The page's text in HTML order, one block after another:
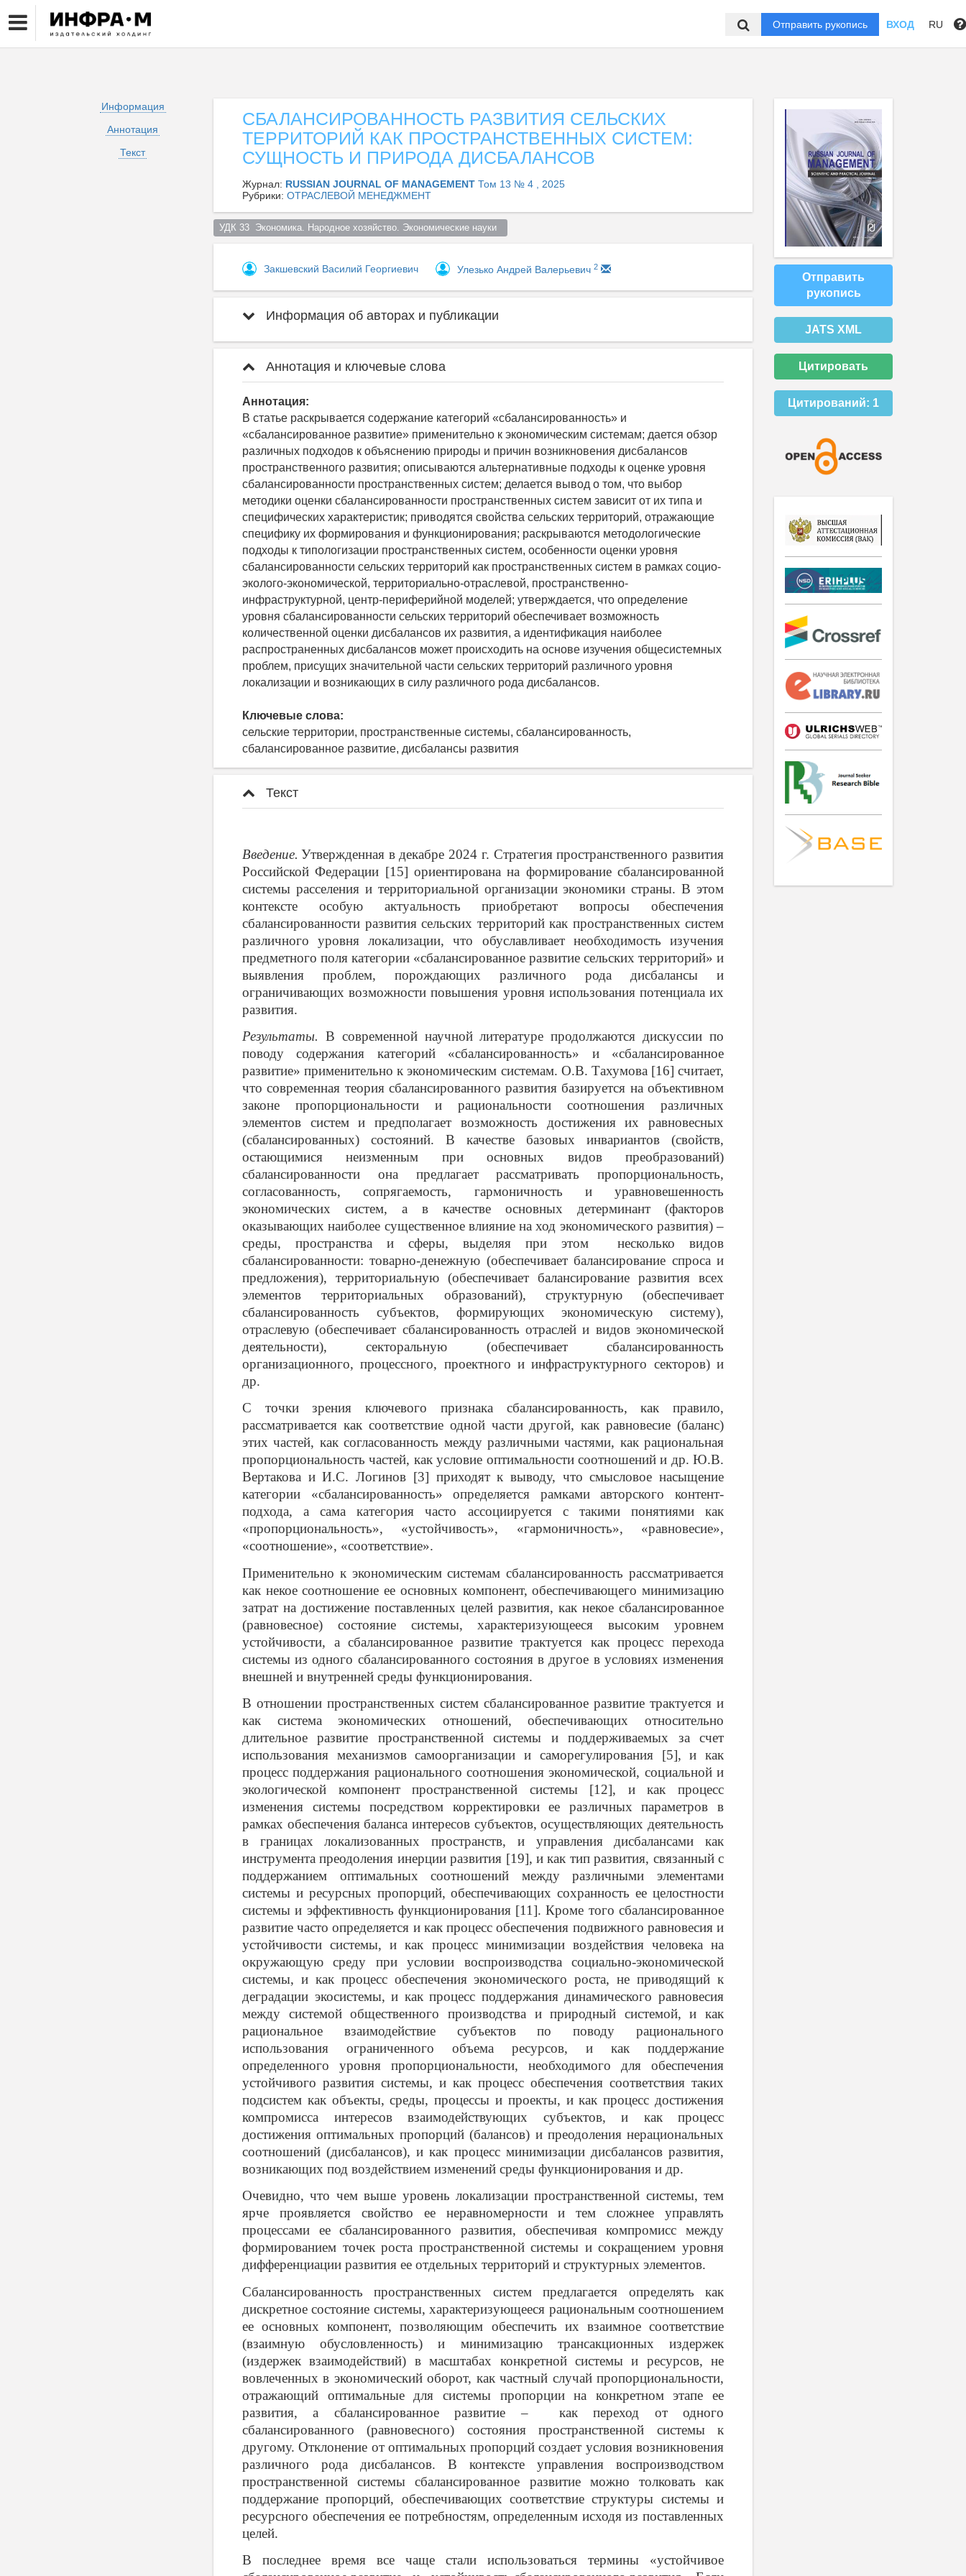
Отправить рукопись ВХОД RU
Информация
Аннотация
Текст
СБАЛАНСИРОВАННОСТЬ РАЗВИТИЯ СЕЛЬСКИХ
ТЕРРИТОРИЙ КАК ПРОСТРАНСТВЕННЫХ СИСТЕМ:
СУЩНОСТЬ И ПРИРОДА ДИСБАЛАНСОВ
Журнал: RUSSIAN JOURNAL OF MANAGEMENT Том 13 № 4 , 2025
Рубрики: ОТРАСЛЕВОЙ МЕНЕДЖМЕНТ
УДК 33  Экономика. Народное хозяйство. Экономические науки
Закшевский Василий Георгиевич Улезько Андрей Валерьевич 2
Информация об авторах и публикации
Аннотация и ключевые слова
Аннотация:
В статье раскрывается содержание категорий «сбалансированность» и
«сбалансированное развитие» применительно к экономическим системам; дается обзор
различных подходов к объяснению природы и причин возникновения дисбалансов
пространственного развития; описываются альтернативные подходы к оценке уровня
сбалансированности пространственных систем; делается вывод о том, что выбор
методики оценки сбалансированности пространственных систем зависит от их типа и
специфических характеристик; приводятся свойства сельских территорий, отражающие
специфику их формирования и функционирования; раскрываются методологические
подходы к типологизации пространственных систем, особенности оценки уровня
сбалансированности сельских территорий как пространственных систем в рамках социо-
эколого-экономической, территориально-отраслевой, пространственно-
инфраструктурной, центр-периферийной моделей; утверждается, что определение
уровня сбалансированности сельских территорий обеспечивает возможность
количественной оценки дисбалансов их развития, а идентификация наиболее
распространенных дисбалансов может происходить на основе изучения общесистемных
проблем, присущих значительной части сельских территорий различного уровня
локализации и возникающих в силу различного рода дисбалансов.
Ключевые слова:
сельские территории, пространственные системы, сбалансированность,
сбалансированное развитие, дисбалансы развития
Текст
Введение. Утвержденная в декабре 2024 г. Стратегия пространственного развития
Российской Федерации [15] ориентирована на формирование сбалансированной
системы расселения и территориальной организации экономики страны. В этом
контексте особую актуальность приобретают вопросы обеспечения
сбалансированности развития сельских территорий как пространственных систем
различного уровня локализации, что обуславливает необходимость изучения
предметного поля категории «сбалансированное развитие сельских территорий» и
выявления проблем, порождающих различного рода дисбалансы и
ограничивающих возможности повышения уровня использования потенциала их
развития.
Результаты. В современной научной литературе продолжаются дискуссии по
поводу содержания категорий «сбалансированность» и «сбалансированное
развитие» применительно к экономическим системам. О.В. Тахумова [16] считает,
что современная теория сбалансированного развития базируется на объективном
законе пропорциональности и рациональности соотношения различных
элементов систем и предполагает возможность достижения их равновесных
(сбалансированных) состояний. В качестве базовых инвариантов (свойств,
остающимися неизменным при основных видов преобразований)
сбалансированности она предлагает рассматривать пропорциональность,
согласованность, сопрягаемость, гармоничность и уравновешенность
экономических систем, а в качестве основных детерминант (факторов
оказывающих наиболее существенное влияние на ход экономического развития) –
среды, пространства и сферы, выделяя при этом несколько видов
сбалансированности: товарно-денежную (обеспечивает балансирование спроса и
предложения), территориальную (обеспечивает балансирование развития всех
элементов территориальных образований), структурную (обеспечивает
сбалансированность субъектов, формирующих экономическую систему),
отраслевую (обеспечивает сбалансированность отраслей и видов экономической
деятельности), секторальную (обеспечивает сбалансированность
организационного, процессного, проектного и инфраструктурного секторов) и
др.
С точки зрения ключевого признака сбалансированность, как правило,
рассматривается как соответствие одной части другой, как равновесие (баланс)
этих частей, как согласованность между различными частями, как рациональная
пропорциональность частей, как условие оптимальности соотношений и др. Ю.В.
Вертакова и И.С. Логинов [3] приходят к выводу, что смысловое насыщение
категории «сбалансированность» определяется рамками авторского контент-
подхода, а сама категория часто ассоциируется с такими понятиями как
«пропорциональность», «устойчивость», «гармоничность», «равновесие»,
«соотношение», «соответствие».
Применительно к экономическим системам сбалансированность рассматривается
как некое соотношение ее основных компонент, обеспечивающего минимизацию
затрат на достижение поставленных целей развития, как некое сбалансированное
(равновесное) состояние системы, характеризующееся высоким уровнем
устойчивости, а сбалансированное развитие трактуется как процесс перехода
системы из одного сбалансированного состояния в другое в условиях изменения
внешней и внутренней среды функционирования.
В отношении пространственных систем сбалансированное развитие трактуется и
как система экономических отношений, обеспечивающих относительно
длительное развитие пространственной системы и поддерживаемых за счет
использования механизмов самоорганизации и саморегулирования [5], и как
процесс поддержания рационального соотношения экономической, социальной и
экологической компонент пространственной системы [12], и как процесс
изменения системы посредством корректировки ее различных параметров в
рамках обеспечения баланса интересов субъектов, осуществляющих деятельность
в границах локализованных пространств, и управления дисбалансами как
инструмента преодоления инерции развития [19], и как тип развития, связанный с
поддержанием оптимальных соотношений между различными элементами
системы и ресурсных пропорций, обеспечивающих сохранность ее целостности
системы и эффективность функционирования [11]. Кроме того сбалансированное
развитие часто определяется и как процесс обеспечения подвижного равновесия и
устойчивости системы, и как процесс минимизации воздействия человека на
окружающую среду при условии воспроизводства социально-экономической
системы, и как процесс обеспечения экономического роста, не приводящий к
деградации экосистемы, и как процесс поддержания динамического равновесия
между системой общественного производства и природный системой, и как
рациональное взаимодействие субъектов по поводу рационального
использования ограниченного объема ресурсов, и как поддержание
определенного уровня пропорциональности, необходимого для обеспечения
устойчивого развития системы, и как процесс обеспечения соответствия таких
подсистем как объекты, среды, процессы и проекты, и как процесс достижения
компромисса интересов взаимодействующих субъектов, и как процесс
достижения оптимальных пропорций (балансов) и преодоления нерациональных
соотношений (дисбалансов), и как процесс минимизации дисбалансов развития,
возникающих под воздействием изменений среды функционирования и др.
Очевидно, что чем выше уровень локализации пространственной системы, тем
ярче проявляется свойство ее неравномерности и тем сложнее управлять
процессами ее сбалансированного развития, обеспечивая компромисс между
формированием точек роста пространственной системы и сокращением уровня
дифференциации развития ее отдельных территорий и структурных элементов.
Сбалансированность пространственных систем предлагается определять как
дискретное состояние системы, характеризующееся рациональным соотношением
ее основных компонент, позволяющим обеспечить их взаимное соответствие
(взаимную обусловленность) и минимизацию трансакционных издержек
(издержек взаимодействий) в масштабах конкретной системы и ресурсов, не
вовлеченных в экономический оборот, как частный случай пропорциональности,
отражающий оптимальные для системы пропорции на конкретном этапе ее
развития, а сбалансированное развитие – как переход от одного
сбалансированного (равновесного) состояния пространственной системы к
другому. Отклонение от оптимальных пропорций создает условия возникновения
различного рода дисбалансов. В контексте управления воспроизводством
пространственной системы сбалансированное развитие можно толковать как
поддержание пропорций, обеспечивающих соответствие структуры системы и
ресурсного обеспечения ее потребностям, определенным исходя из поставленных
целей.
В последнее время все чаще стали использоваться термины «устойчивое
Отправить
рукопись
JATS XML
Цитировать
Цитирований: 1